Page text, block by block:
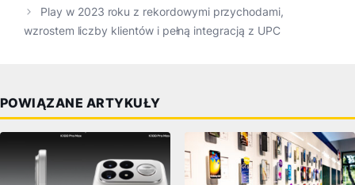
Play w 2023 roku z rekordowymi przychodami,
wzrostem liczby klientów i pełną integracją z UPC
POWIĄZANE ARTYKUŁY